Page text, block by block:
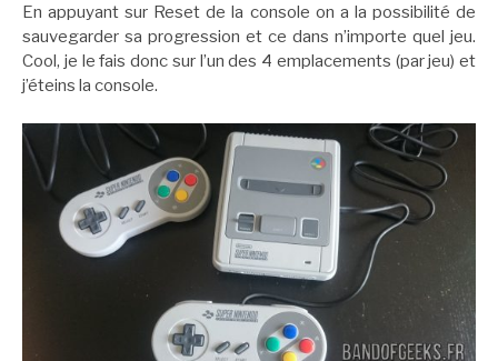
En appuyant sur Reset de la console on a la possibilité de
sauvegarder sa progression et ce dans n’importe quel jeu.
Cool, je le fais donc sur l’un des 4 emplacements (par jeu) et
j’éteins la console.